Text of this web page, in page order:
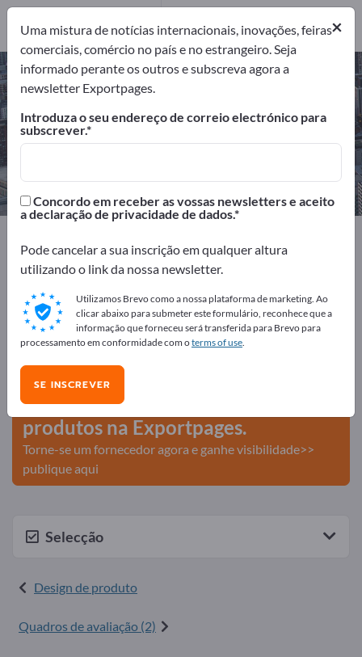
Desenvolvimento electrónico –
encontre fabricantes e
fornecedores
4 4
Fabricantes4
Desenvolvimento electrónico
Anuncie gratuitamente na
Exportpages!
Necessidades – Ofertas – Produtos usados – Contactos
comerciais >> comece aqui
Publique a sua empresa e os seus
produtos na Exportpages.
Torne-se um fornecedor agora e ganhe visibilidade>>
publique aqui
Selecção
Design de produto
Quadros de avaliação (2)
×
Uma mistura de notícias internacionais, inovações, feiras
comerciais, comércio no país e no estrangeiro. Seja
informado perante os outros e subscreva agora a
newsletter Exportpages.
Introduza o seu endereço de correio electrónico para
subscrever.
Concordo em receber as vossas newsletters e aceito
a declaração de privacidade de dados.
Pode cancelar a sua inscrição em qualquer altura
utilizando o link da nossa newsletter.
Utilizamos Brevo como a nossa plataforma de marketing. Ao
clicar abaixo para submeter este formulário, reconhece que a
informação que forneceu será transferida para Brevo para
processamento em conformidade com oterms of use.
SE INSCREVER